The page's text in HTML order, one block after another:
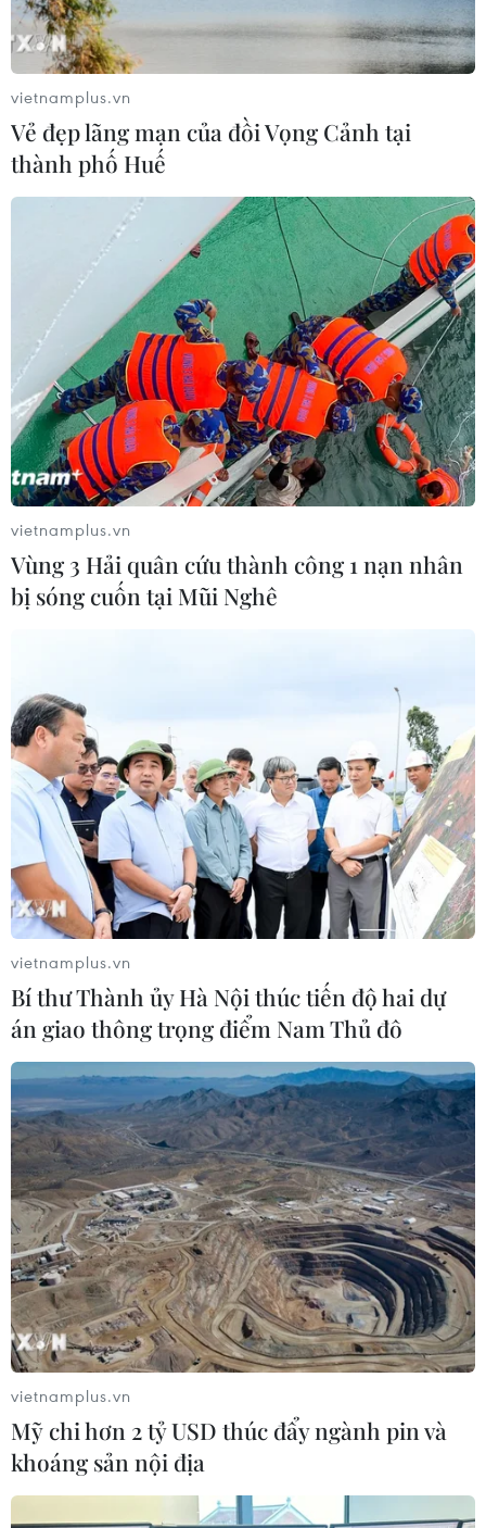
Công nhân đơn vị thi công gắn biển trụ sở phường Ngọc Hà,
thành phố Hà Nội. (Ảnh: Lê Đông/TTXVN)
(TTXVN/Vietnam+)
#bảng tên #trụ sở mới #sáp nhập TP. Hà Nội
Theo dõi VietnamPlus
TIN LIÊN QUAN
vietnamplus.vn
Vẻ đẹp lãng mạn của đồi Vọng Cảnh tại
thành phố Huế
vietnamplus.vn
Vùng 3 Hải quân cứu thành công 1 nạn nhân
bị sóng cuốn tại Mũi Nghê
vietnamplus.vn
Bí thư Thành ủy Hà Nội thúc tiến độ hai dự
án giao thông trọng điểm Nam Thủ đô
vietnamplus.vn
Mỹ chi hơn 2 tỷ USD thúc đẩy ngành pin và
khoáng sản nội địa